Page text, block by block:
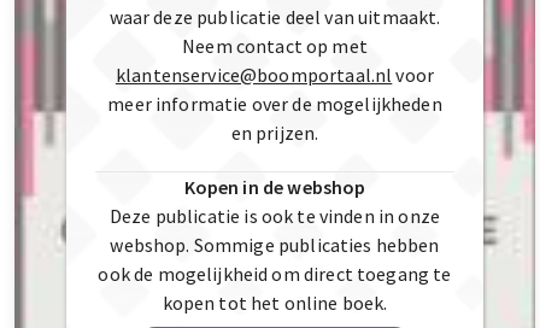
waar deze publicatie deel van uitmaakt.
Neem contact op met
klantenservice@boomportaal.nl voor
meer informatie over de mogelijkheden
en prijzen.
Kopen in de webshop
Deze publicatie is ook te vinden in onze
webshop. Sommige publicaties hebben
ook de mogelijkheid om direct toegang te
kopen tot het online boek.